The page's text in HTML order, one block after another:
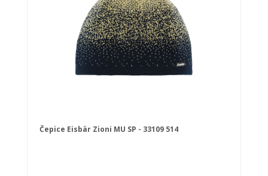
Čepice Eisbär Zioni MU SP - 33109 514